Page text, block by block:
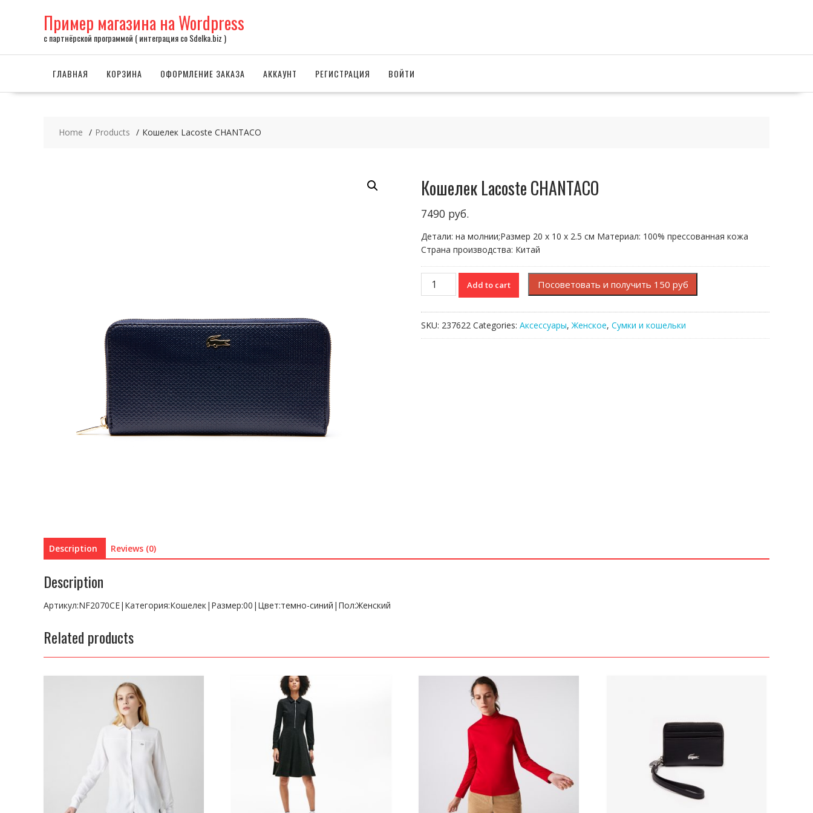
Пример магазина на Wordpress
с партнёрской программой ( интеграция со Sdelka.biz )
ГЛАВНАЯ КОРЗИНА ОФОРМЛЕНИЕ ЗАКАЗА АККАУНТ РЕГИСТРАЦИЯ ВОЙТИ
Home Products Кошелек Lacoste CHANTACO
Кошелек Lacoste CHANTACO
7490 руб.
Детали: на молнии;Размер 20 x 10 x 2.5 см Материал: 100% прессованная кожа
Страна производства: Китай
Кошелек
Lacoste
Add to cart Посоветовать и получить 150 руб
SKU: 237622 Categories: Аксессуары,Женское, Сумки и кошельки
Description Reviews (0)
Description
Артикул:NF2070CE|Категория:Кошелек|Размер:00|Цвет:темно-синий|Пол:Женский
Related products